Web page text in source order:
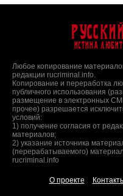
Истина
Любое копирование
редакции rucriminal.info.
Копирование и переработка
публичного использования
размещение в электронных
прочее) разрешается
условий:
1) получение согласия от
материалов;
2) указание источника
(перерабатываемого)
rucriminal.info
О проекте